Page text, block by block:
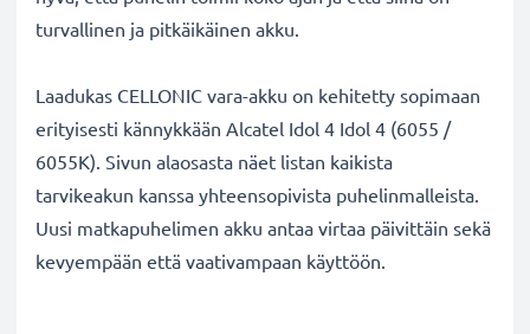
turvallinen ja pitkäikäinen akku.
Laadukas CELLONIC vara-akku on kehitetty sopimaan
erityisesti kännykkään Alcatel Idol 4 Idol 4 (6055 /
6055K). Sivun alaosasta näet listan kaikista
tarvikeakun kanssa yhteensopivista puhelinmalleista.
Uusi matkapuhelimen akku antaa virtaa päivittäin sekä
kevyempään että vaativampaan käyttöön.